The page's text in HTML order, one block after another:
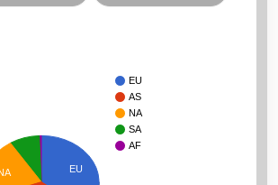
EU
AS
NA
SA
AF
EU